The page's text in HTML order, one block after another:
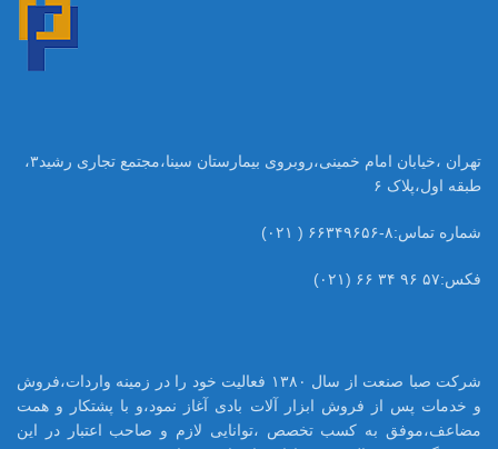
تهران ،خیابان امام خمینی،روبروی بیمارستان سینا،مجتمع تجاری رشید۳،
طبقه اول،پلاک ۶
شماره تماس:۸-۶۶۳۴۹۶۵۶ ( ۰۲۱)
فکس:۵۷ ۹۶ ۳۴ ۶۶ (۰۲۱)
شرکت صبا صنعت از سال ۱۳۸۰ فعالیت خود را در زمینه واردات،فروش
و خدمات پس از فروش ابزار آلات بادی آغاز نمود،و با پشتکار و همت
مضاعف،موفق به کسب تخصص ،توانایی لازم و صاحب اعتبار در این